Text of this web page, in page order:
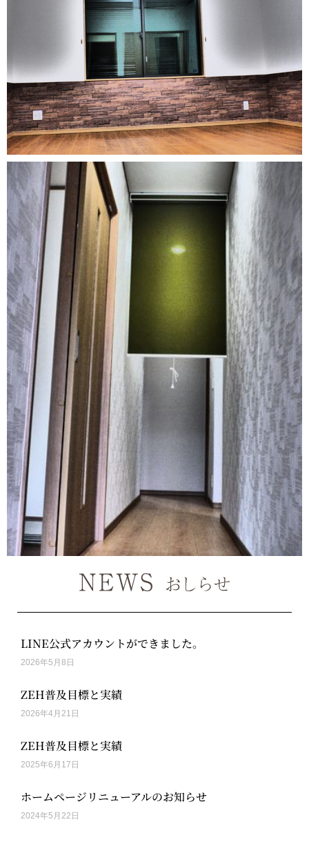
LINE公式アカウントができました。
2026年5月8日
ZEH普及目標と実績
2026年4月21日
ZEH普及目標と実績
2025年6月17日
ホームページリニューアルのお知らせ
2024年5月22日